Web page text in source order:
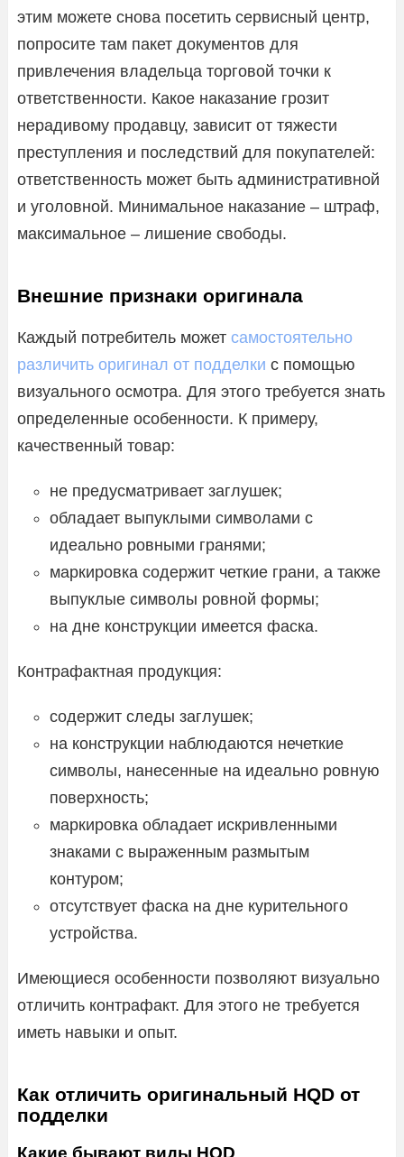
этим можете снова посетить сервисный центр,
попросите там пакет документов для
привлечения владельца торговой точки к
ответственности. Какое наказание грозит
нерадивому продавцу, зависит от тяжести
преступления и последствий для покупателей:
ответственность может быть административной
и уголовной. Минимальное наказание – штраф,
максимальное – лишение свободы.
Внешние признаки оригинала
Каждый потребитель может самостоятельно
различить оригинал от подделки с помощью
визуального осмотра. Для этого требуется знать
определенные особенности. К примеру,
качественный товар:
не предусматривает заглушек;
обладает выпуклыми символами с
идеально ровными гранями;
маркировка содержит четкие грани, а также
выпуклые символы ровной формы;
на дне конструкции имеется фаска.
Контрафактная продукция:
содержит следы заглушек;
на конструкции наблюдаются нечеткие
символы, нанесенные на идеально ровную
поверхность;
маркировка обладает искривленными
знаками с выраженным размытым
контуром;
отсутствует фаска на дне курительного
устройства.
Имеющиеся особенности позволяют визуально
отличить контрафакт. Для этого не требуется
иметь навыки и опыт.
Как отличить оригинальный HQD от
подделки
Какие бывают виды HQD